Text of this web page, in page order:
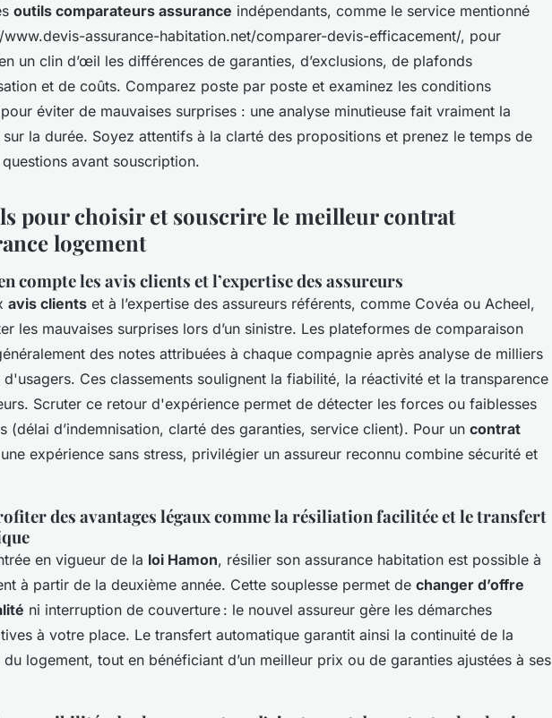
outils comparateurs assurance indépendants, comme le service mentionné
assurance-habitation.net/comparer-devis-efficacement/, pour
un clin d’œil les différences de garanties, d’exclusions, de plafonds
et de coûts. Comparez poste par poste et examinez les conditions
éviter de mauvaises surprises : une analyse minutieuse fait vraiment la
la durée. Soyez attentifs à la clarté des propositions et prenez le temps de
avant souscription.
pour choisir et souscrire le meilleur contrat
logement
compte les avis clients et l’expertise des assureurs
avis clients et à l’expertise des assureurs référents, comme Covéa ou Acheel,
les mauvaises surprises lors d’un sinistre. Les plateformes de comparaison
des notes attribuées à chaque compagnie après analyse de milliers
Ces classements soulignent la fiabilité, la réactivité et la transparence
Scruter ce retour d'expérience permet de détecter les forces ou faiblesses
(délai d’indemnisation, clarté des garanties, service client). Pour un contrat
expérience sans stress, privilégier un assureur reconnu combine sécurité et
des avantages légaux comme la résiliation facilitée et le transfert
en vigueur de la loi Hamon, résilier son assurance habitation est possible à
à partir de la deuxième année. Cette souplesse permet de changer d’offre
ni interruption de couverture : le nouvel assureur gère les démarches
à votre place. Le transfert automatique garantit ainsi la continuité de la
logement, tout en bénéficiant d’un meilleur prix ou de garanties ajustées à ses